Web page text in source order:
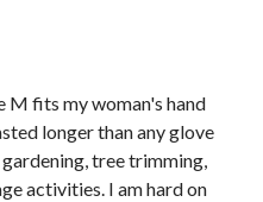
M fits my woman's hand
longer than any glove
gardening, tree trimming,
activities. I am hard on